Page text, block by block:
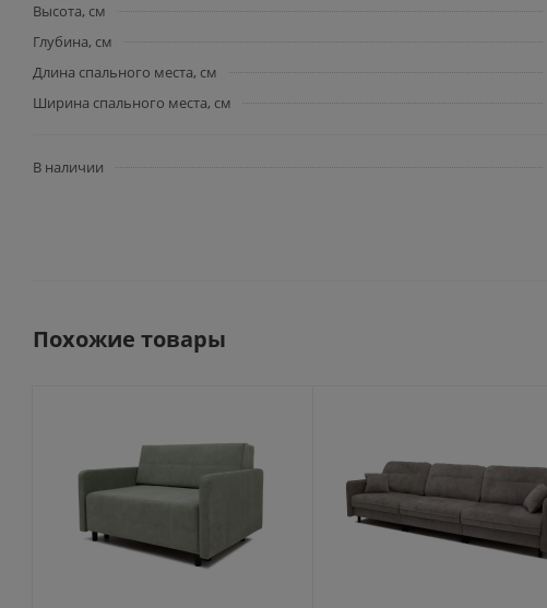
Высота, см
Глубина, см
Длина спального места, см
Ширина спального места, см
В наличии
Похожие товары